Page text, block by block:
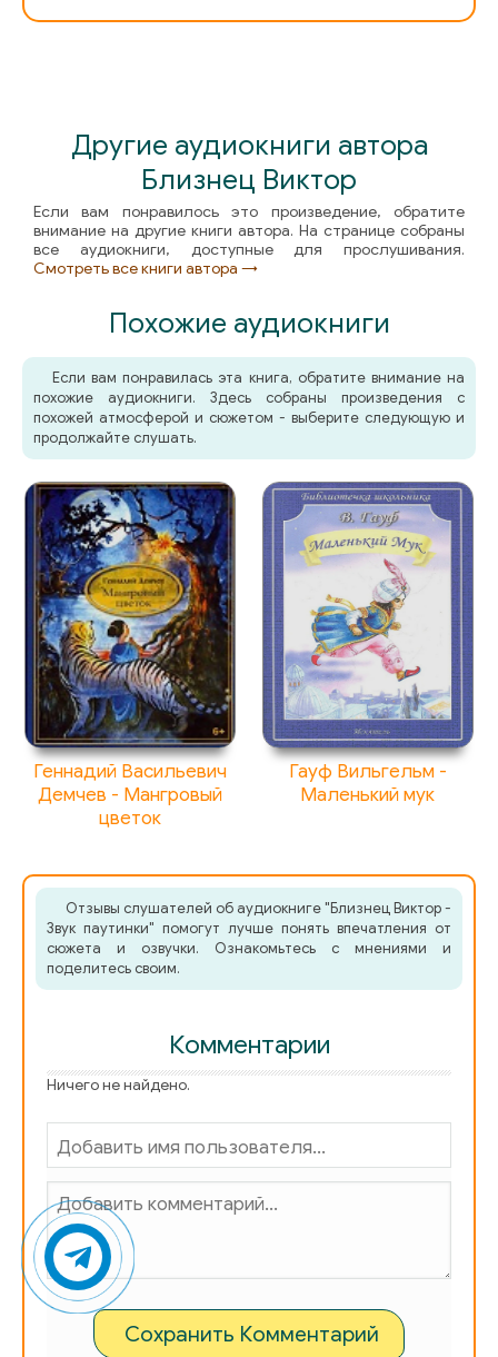
Другие аудиокниги автора
Близнец Виктор
Если вам понравилось это произведение, обратите
внимание на другие книги автора. На странице собраны
все аудиокниги, доступные для прослушивания.
Смотреть все книги автора →
Похожие аудиокниги
Если вам понравилась эта книга, обратите внимание на
похожие аудиокниги. Здесь собраны произведения с
похожей атмосферой и сюжетом - выберите следующую и
продолжайте слушать.
Геннадий Васильевич
Демчев - Мангровый
цветок
Гауф Вильгельм -
Маленький мук
Отзывы слушателей об аудиокниге "Близнец Виктор -
Звук паутинки" помогут лучше понять впечатления от
сюжета и озвучки. Ознакомьтесь с мнениями и
поделитесь своим.
Комментарии
Ничего не найдено.
Сохранить Комментарий